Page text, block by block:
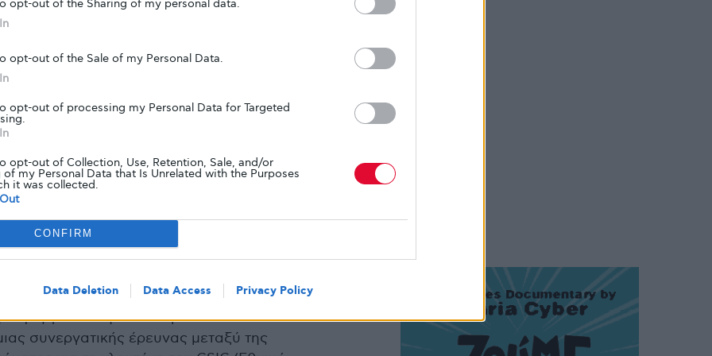
opt-out of the Sharing of my personal data.
opt-out of the Sale of my Personal Data.
opt-out of processing my Personal Data for Targeted
opt-out of Collection, Use, Retention, Sale, and/or
of my Personal Data that Is Unrelated with the Purposes
it was collected.
CONFIRM
Data Deletion Data Access Privacy Policy
γλουτένη» ονομάζεται το προϊόν στο οποίο
Άλλες χώρες, όπως η Βρετανία, έχουν
από το οποίο το προϊόν μπορεί να φέρει
– τα 20 ppm (μέρη ανά εκατομμύριο).
να βρούμε εύκολα δύο μπύρες χωρίς
ζυθοποιείο
την παραγωγή της τον Αύγουστο του 2007.
χωρίς γλουτένη κατάλληλη για κατανάλωση
το προϊόν έχει λάβει έγκριση, από το
κοιλιοκάκη (Coeliac UK), να φέρει το
Ισπανία και το όνομα αυτής
κέρδισετρία διεθνή βραβεία
, κερδίζοντας τη
γλουτένη του κόσμου. Η Estrella Damm
συνεργατικής έρευνας μεταξύ της